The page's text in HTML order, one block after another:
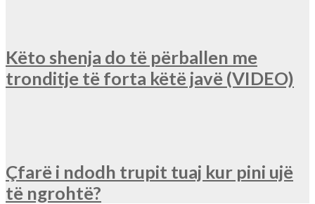
Këto shenja do të përballen me
tronditje të forta këtë javë (VIDEO)
Çfarë i ndodh trupit tuaj kur pini ujë
të ngrohtë?